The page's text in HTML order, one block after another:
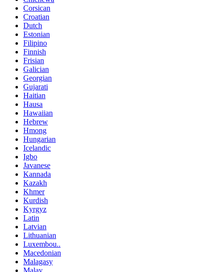
Corsican
Croatian
Dutch
Estonian
Filipino
Finnish
Frisian
Galician
Georgian
Gujarati
Haitian
Hausa
Hawaiian
Hebrew
Hmong
Hungarian
Icelandic
Igbo
Javanese
Kannada
Kazakh
Khmer
Kurdish
Kyrgyz
Latin
Latvian
Lithuanian
Luxembou..
Macedonian
Malagasy